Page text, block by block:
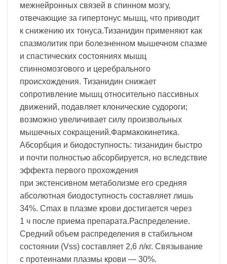
межнейронных связей в спинном мозгу,
отвечающие за гипертонус мышц, что приводит
к снижению их тонуса.Тизанидин применяют как
спазмолитик при болезненном мышечном спазме
и спастических состояниях мышц
спинномозгового и церебрального
происхождения. Тизанидин снижает
сопротивление мышц относительно пассивных
движений, подавляет клонические судороги;
возможно увеличивает силу произвольных
мышечных сокращений.Фармакокинетика.
Абсорбция и биодоступность: тизанидин быстро
и почти полностью абсорбируется, но вследствие
эффекта первого прохождения
при экстенсивном метаболизме его средняя
абсолютная биодоступность составляет лишь
34%. Cmax в плазме крови достигается через
1 ч после приема препарата.Распределение.
Средний объем распределения в стабильном
состоянии (Vss) составляет 2,6 л/кг. Связывание
с протеинами плазмы крови — 30%.